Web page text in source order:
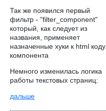
Так же появился первый
фильтр - "filter_component"
который, как следует из
названия, применяет
назначенные хуки к html коду
компонента
Немного изменилась логика
работы текстовых страниц:
дальше